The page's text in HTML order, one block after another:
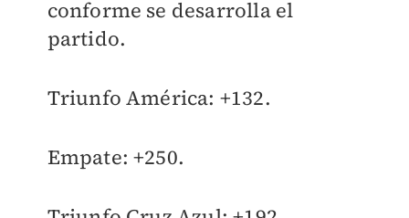
conforme se desarrolla el
partido.
Triunfo América: +132.
Empate: +250.